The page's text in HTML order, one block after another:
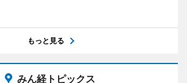
もっと見る
みん経トピックス